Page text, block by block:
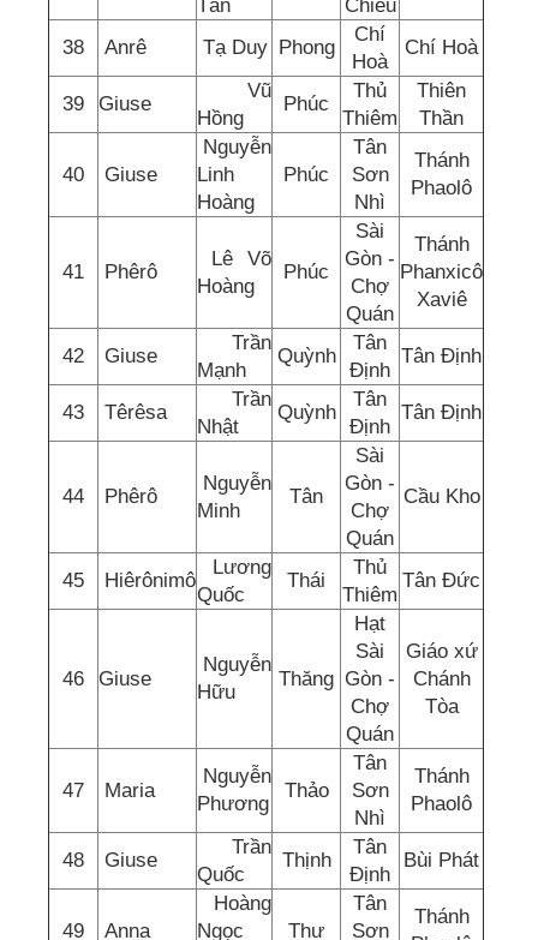
Tấn Chiếu
38 Anrê Tạ Duy Phong
Chí
Hoà
Chí Hoà
39 Giuse
Vũ
Hồng
Phúc
Thủ
Thiêm
Thiên
Thần
40 Giuse
Nguyễn
Linh
Hoàng
Phúc
Tân
Sơn
Nhì
Thánh
Phaolô
41 Phêrô
Lê Võ
Hoàng
Phúc
Sài
Gòn -
Chợ
Quán
Thánh
Phanxicô
Xaviê
42 Giuse
Trần
Mạnh
Quỳnh
Tân
Định
Tân Định
43 Têrêsa
Trần
Nhật
Quỳnh
Tân
Định
Tân Định
44 Phêrô
Nguyễn
Minh
Tân
Sài
Gòn -
Chợ
Quán
Cầu Kho
45 Hiêrônimô
Lương
Quốc
Thái
Thủ
Thiêm
Tân Đức
46 Giuse
Nguyễn
Hữu
Thăng
Hạt
Sài
Gòn -
Chợ
Quán
Giáo xứ
Chánh
Tòa
47 Maria
Nguyễn
Phương
Thảo
Tân
Sơn
Nhì
Thánh
Phaolô
48 Giuse
Trần
Quốc
Thịnh
Tân
Định
Bùi Phát
49 Anna
Hoàng
Ngọc
Thư
Tân
Sơn
Thánh